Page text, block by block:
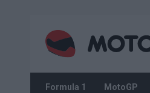
content
Formula 1 MotoGP